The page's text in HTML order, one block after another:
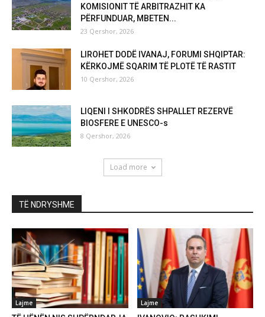
KOMISIONIT TË ARBITRAZHIT KA
PËRFUNDUAR, MBETEN...
23 Qershor, 2026
LIROHET DODË IVANAJ, FORUMI SHQIPTAR:
KËRKOJMË SQARIM TË PLOTË TË RASTIT
10 Qershor, 2026
LIQENI I SHKODRËS SHPALLET REZERVË
BIOSFERE E UNESCO-s
8 Qershor, 2026
Load more
TË NDRYSHME
Lajme Lajme